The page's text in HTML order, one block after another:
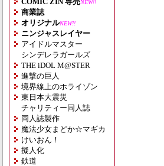
NEW!!
商業誌
オリジナルNEW!!
ニンジャスレイヤー
アイドルマスター
シンデレラガールズ
THE iDOL M@STER
進撃の巨人
境界線上のホライゾン
東日本大震災
チャリティー同人誌
同人誌製作
魔法少女まどか☆マギカ
けいおん！
擬人化
鉄道